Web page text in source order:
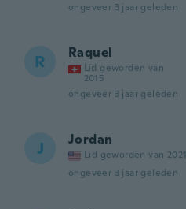
ongeveer 3 jaar geleden
R Raquel
Lid geworden van
2015
ongeveer 3 jaar geleden
J Jordan
Lid geworden van 2021
ongeveer 3 jaar geleden